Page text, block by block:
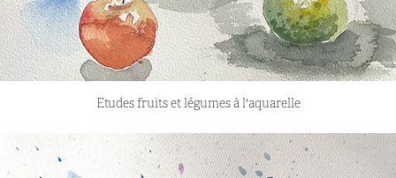
Etudes fruits et légumes à l'aquarelle